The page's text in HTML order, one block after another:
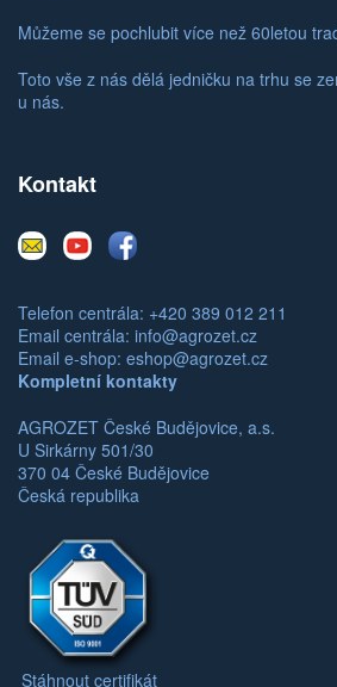
Můžeme se pochlubit více než 60letou
Toto vše z nás dělá jedničku na trhu se
u nás.
Kontakt
E-
mail
YoutubeFacebook
Telefon centrála: +420 389 012 211
Email centrála: info@agrozet.cz
Email e-shop: eshop@agrozet.cz
Kompletní kontakty
AGROZET České Budějovice, a.s.
U Sirkárny 501/30
370 04 České Budějovice
Česká republika
Stáhnout certifikát